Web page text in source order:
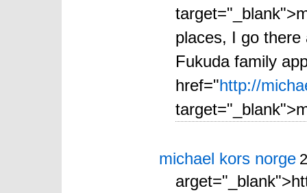
places, I go
Fukuda family
href="http://
michael kors norge